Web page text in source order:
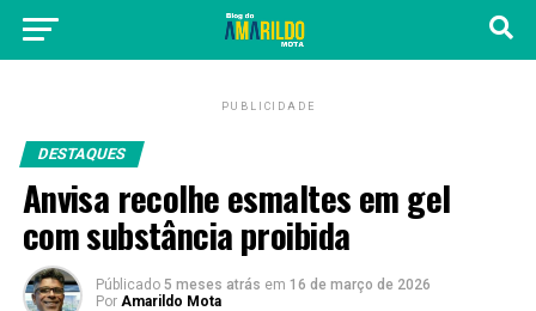
PUBLICIDADE
DESTAQUES
Anvisa recolhe esmaltes em gel
com substância proibida
Públicado 5 meses atrás em 16 de março de 2026
Por Amarildo Mota